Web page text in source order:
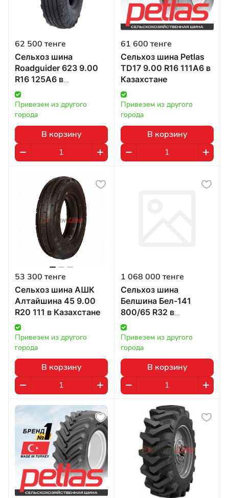
62 500 тенге
Сельхоз шина
Roadguider 623 9.00
R16 125A6 в
Казахстане
Привезем из другого
города
В корзину
61 600 тенге
Сельхоз шина Petlas
TD17 9.00 R16 111A6 в
Казахстане
Привезем из другого
города
В корзину
53 300 тенге
Сельхоз шина АШК
Алтайшина 45 9.00
R20 111 в Казахстане
Привезем из другого
города
В корзину
1 068 000 тенге
Сельхоз шина
Белшина Бел-141
800/65 R32 в
Казахстане
Привезем из другого
города
В корзину